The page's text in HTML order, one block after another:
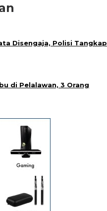
Disengaja, Polisi Tangkap
di Pelalawan, 3 Orang